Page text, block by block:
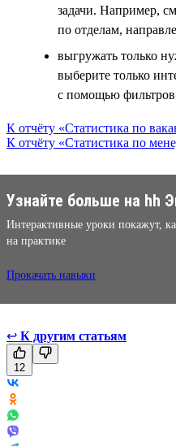
задачи. Например,
по отделам,
выгружать только
выберите только
с помощью
К отчёту «Статистика по
К отчёту «Статистика по
Узнайте больше на hh
Интерактивные уроки покажут,
на практике
Прокачать навыки
↩ К другим статьям
12